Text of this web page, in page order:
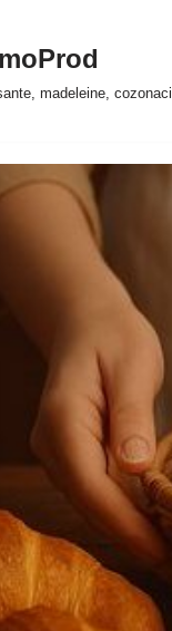
madeleine, cozonaci